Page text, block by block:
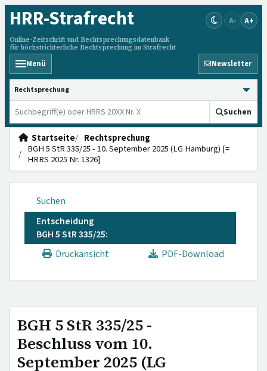
HRR-Strafrecht
Online-Zeitschrift und Rechtsprechungsdatenbank
für höchstrichterliche Rechtsprechung im Strafrecht
A- A+
Menü Newsletter
HRRS durchsuchen
Suchen
Startseite
Rechtsprechung
BGH 5 StR 335/25 - 10. September 2025 (LG Hamburg) [=
HRRS 2025 Nr. 1326]
Suchen
Entscheidung
BGH 5 StR 335/25:
Druckansicht
PDF-Download
BGH 5 StR 335/25 -
Beschluss vom 10.
September 2025 (LG